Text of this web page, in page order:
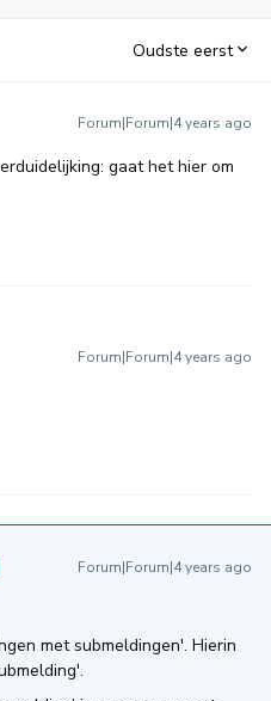
Oudste eerst
Forum|Forum|4 years ago
gaat het hier om
Forum|Forum|4 years ago
Forum|Forum|4 years ago
met submeldingen'. Hierin